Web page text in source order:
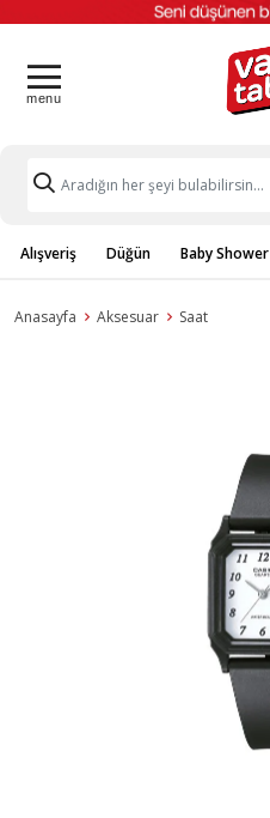
Alışveriş Düğün Baby Shower
Anasayfa Aksesuar Saat